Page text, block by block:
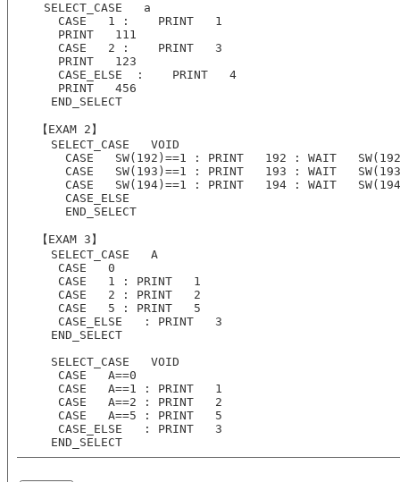
SELECT_CASE   a
   CASE   1 :    PRINT   1
   PRINT   111
   CASE   2 :    PRINT   3
   PRINT   123
   CASE_ELSE  :    PRINT   4
   PRINT   456
  END_SELECT
【EXAM 2】
  SELECT_CASE   VOID
CASE   SW(192)==1 : PRINT   192 : WAIT
CASE   SW(193)==1 : PRINT   193 : WAIT
CASE   SW(194)==1 : PRINT   194 : WAIT
    CASE_ELSE
    END_SELECT
【EXAM 3】
  SELECT_CASE   A
   CASE   0
   CASE   1 : PRINT   1
   CASE   2 : PRINT   2
   CASE   5 : PRINT   5
   CASE_ELSE   : PRINT   3
  END_SELECT
  SELECT_CASE   VOID
   CASE   A==0
   CASE   A==1 : PRINT   1
   CASE   A==2 : PRINT   2
   CASE   A==5 : PRINT   5
   CASE_ELSE   : PRINT   3
  END_SELECT